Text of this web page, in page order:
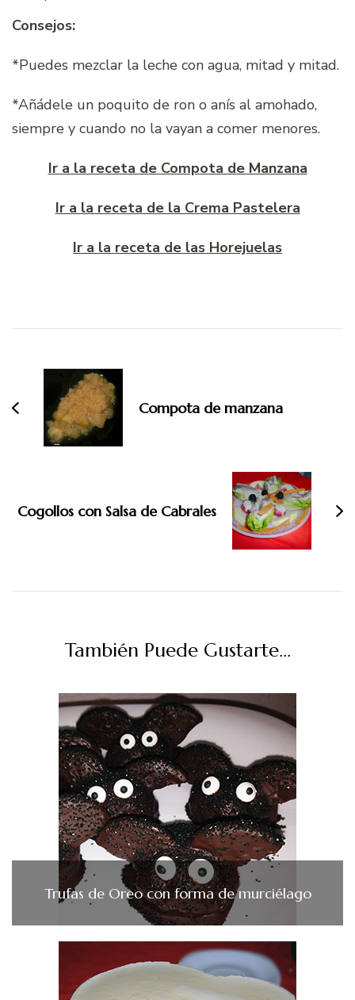
Consejos:
*Puedes mezclar la leche con agua, mitad y mitad.
*Añádele un poquito de ron o anís al amohado,
siempre y cuando no la vayan a comer menores.
Ir a la receta de Compota de Manzana
Ir a la receta de la Crema Pastelera
Ir a la receta de las Horejuelas
entradas
Compota de manzana
Cogollos con Salsa de Cabrales
También Puede Gustarte...
Trufas de Oreo con forma de murciélago